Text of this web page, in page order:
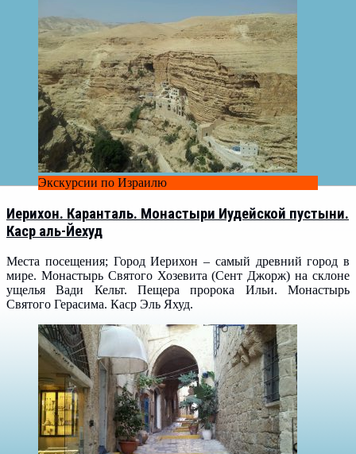
Экскурсии по Израилю
Иерихон. Каранталь. Монастыри Иудейской пустыни.
Каср аль-Йехуд
Места посещения; Город Иерихон – самый древний город в
мире. Монастырь Святого Хозевита (Сент Джорж) на склоне
ущелья Вади Кельт. Пещера пророка Ильи. Монастырь
Святого Герасима. Каср Эль Яхуд.